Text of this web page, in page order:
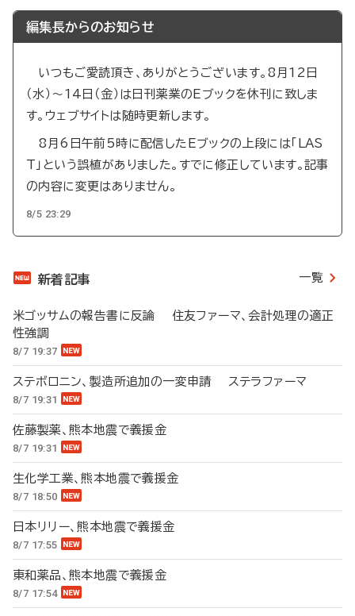
編集長からのお知らせ
いつもご愛読頂き、ありがとうございます。8月12日
（水）～14日（金）は日刊薬業のEブックを休刊に致しま
す。ウェブサイトは随時更新します。
8月6日午前5時に配信したEブックの上段には「LAS
T」という誤植がありました。すでに修正しています。記事
の内容に変更はありません。
8/5 23:29
新着記事 一覧
米ゴッサムの報告書に反論 住友ファーマ、会計処理の適正
性強調
8/7 19:37
ステボロニン、製造所追加の一変申請 ステラファーマ
8/7 19:31
佐藤製薬、熊本地震で義援金
8/7 19:31
生化学工業、熊本地震で義援金
8/7 18:50
日本リリー、熊本地震で義援金
8/7 17:55
東和薬品、熊本地震で義援金
8/7 17:54